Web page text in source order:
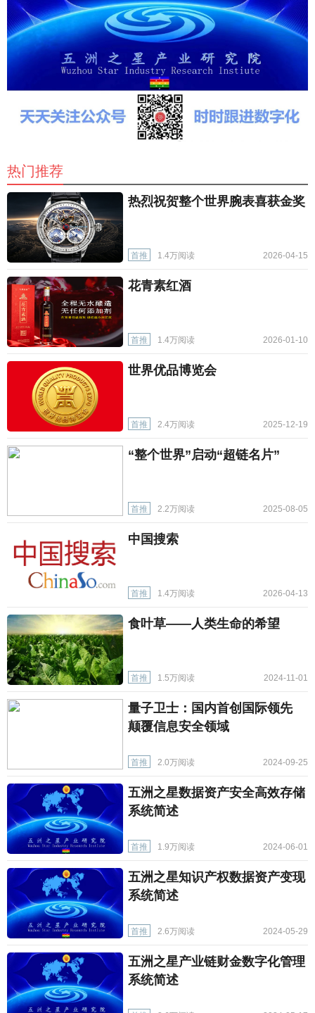
热门推荐
热烈祝贺整个世界腕表喜获金奖
首推 1.4万阅读 2026-04-15
花青素红酒
首推 1.4万阅读 2026-01-10
世界优品博览会
首推 2.4万阅读 2025-12-19
“整个世界”启动“超链名片”
首推 2.2万阅读 2025-08-05
中国搜索
首推 1.4万阅读 2026-04-13
食叶草——人类生命的希望
首推 1.5万阅读 2024-11-01
量子卫士：国内首创国际领先
颠覆信息安全领域
首推 2.0万阅读 2024-09-25
五洲之星数据资产安全高效存储
系统简述
首推 1.9万阅读 2024-06-01
五洲之星知识产权数据资产变现
系统简述
首推 2.6万阅读 2024-05-29
五洲之星产业链财金数字化管理
系统简述